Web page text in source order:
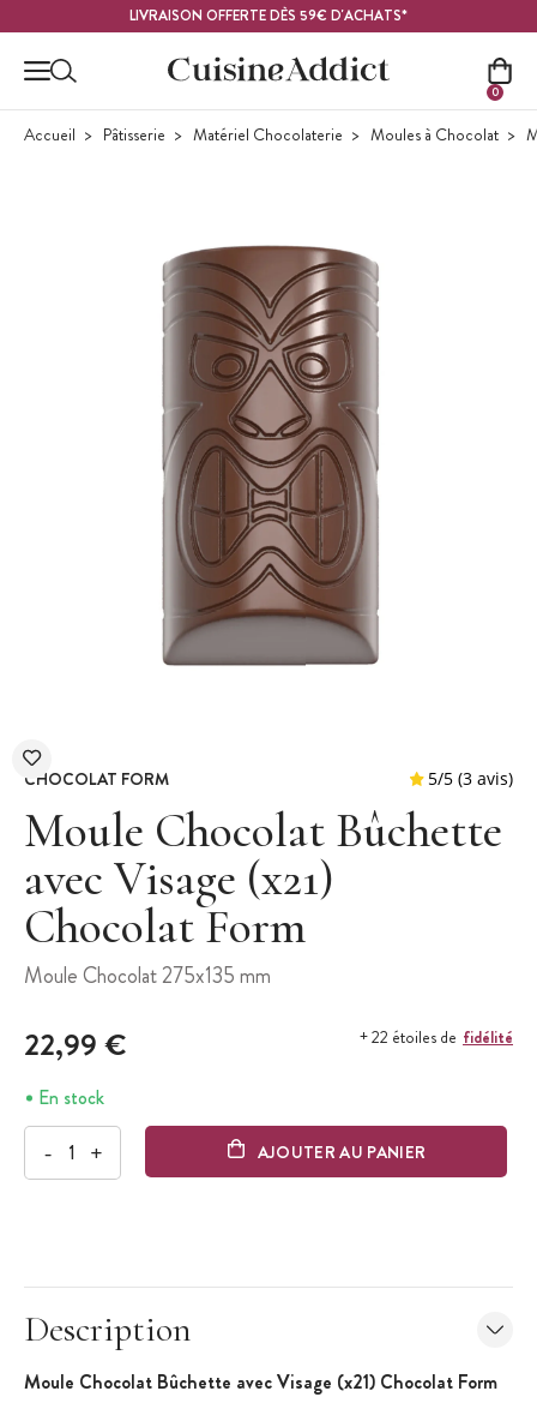
LIVRAISON OFFERTE DÈS 59€ D'ACHATS*
0
Accueil Pâtisserie Matériel Chocolaterie Moules à Chocolat
CHOCOLAT FORM
Moule Chocolat Bûchette
avec Visage (x21)
Chocolat Form
Moule Chocolat 275x135 mm
22,99 € + 22 étoiles de fidélité
En stock
- + AJOUTER AU PANIER
Description
Moule Chocolat Bûchette avec Visage (x21) Chocolat Form